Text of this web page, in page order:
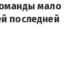
мало
последней